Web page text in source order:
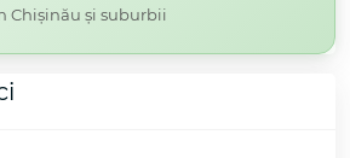
Chișinău și suburbii